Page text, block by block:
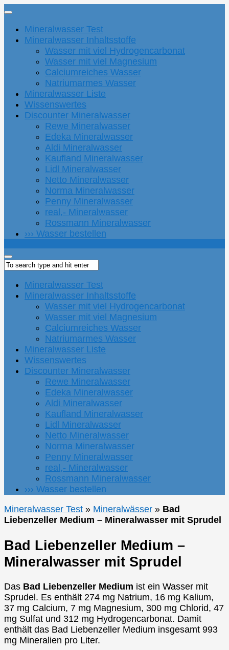
Mineralwasser Test
Mineralwasser Inhaltsstoffe
Wasser mit viel Hydrogencarbonat
Wasser mit viel Magnesium
Calciumreiches Wasser
Natriumarmes Wasser
Mineralwasser Liste
Wissenswertes
Discounter Mineralwasser
Rewe Mineralwasser
Edeka Mineralwasser
Aldi Mineralwasser
Kaufland Mineralwasser
Lidl Mineralwasser
Netto Mineralwasser
Norma Mineralwasser
Penny Mineralwasser
real,- Mineralwasser
Rossmann Mineralwasser
››› Wasser bestellen
Mineralwasser Test
Mineralwasser Inhaltsstoffe
Wasser mit viel Hydrogencarbonat
Wasser mit viel Magnesium
Calciumreiches Wasser
Natriumarmes Wasser
Mineralwasser Liste
Wissenswertes
Discounter Mineralwasser
Rewe Mineralwasser
Edeka Mineralwasser
Aldi Mineralwasser
Kaufland Mineralwasser
Lidl Mineralwasser
Netto Mineralwasser
Norma Mineralwasser
Penny Mineralwasser
real,- Mineralwasser
Rossmann Mineralwasser
››› Wasser bestellen
Mineralwasser Test » Mineralwässer » Bad
Liebenzeller Medium – Mineralwasser mit Sprudel
Bad Liebenzeller Medium –
Mineralwasser mit Sprudel
Das Bad Liebenzeller Medium ist ein Wasser mit
Sprudel. Es enthält 274 mg Natrium, 16 mg Kalium,
37 mg Calcium, 7 mg Magnesium, 300 mg Chlorid, 47
mg Sulfat und 312 mg Hydrogencarbonat. Damit
enthält das Bad Liebenzeller Medium insgesamt 993
mg Mineralien pro Liter.